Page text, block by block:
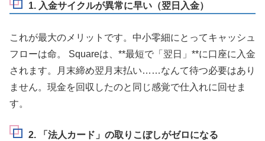
1. 入金サイクルが異常に早い（翌日入金）
これが最大のメリットです。中小零細にとってキャッシュ
フローは命。 Squareは、**最短で「翌日」**に口座に入金
されます。月末締め翌月末払い……なんて待つ必要はあり
ません。現金を回収したのと同じ感覚で仕入れに回せま
す。
2. 「法人カード」の取りこぼしがゼロになる